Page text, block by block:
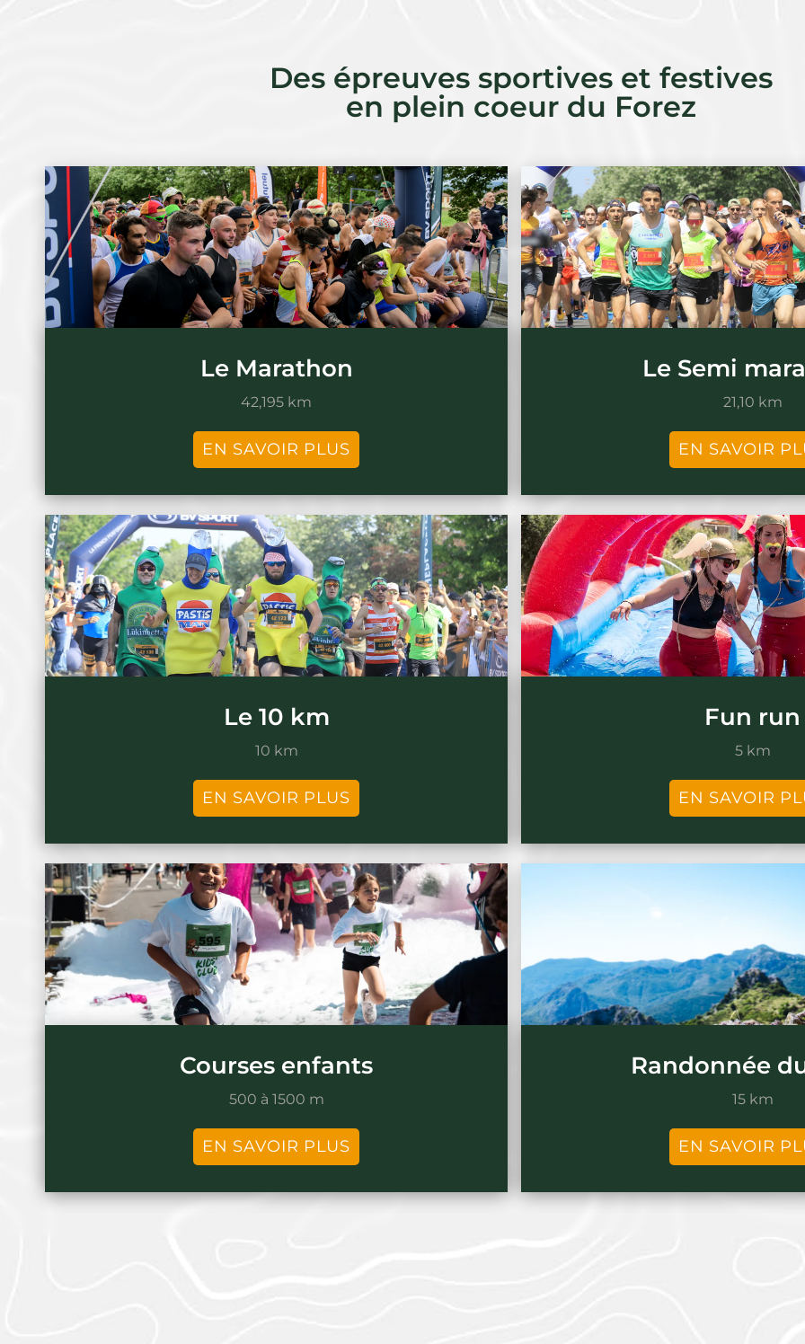
Des épreuves sportives et festives
en plein coeur du Forez
Le Marathon
42,195 km
EN SAVOIR PLUS
Le 10 km
10 km
EN SAVOIR PLUS
Courses enfants
500 à 1500 m
EN SAVOIR PLUS
Le Semi
21,10 km
EN SAVOIR
Fun run
5 km
EN SAVOIR
Randonnée
15 km
EN SAVOIR